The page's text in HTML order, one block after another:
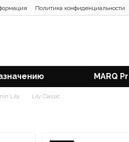
Политика конфиденциальности
MARQ
Lily Lily Classic